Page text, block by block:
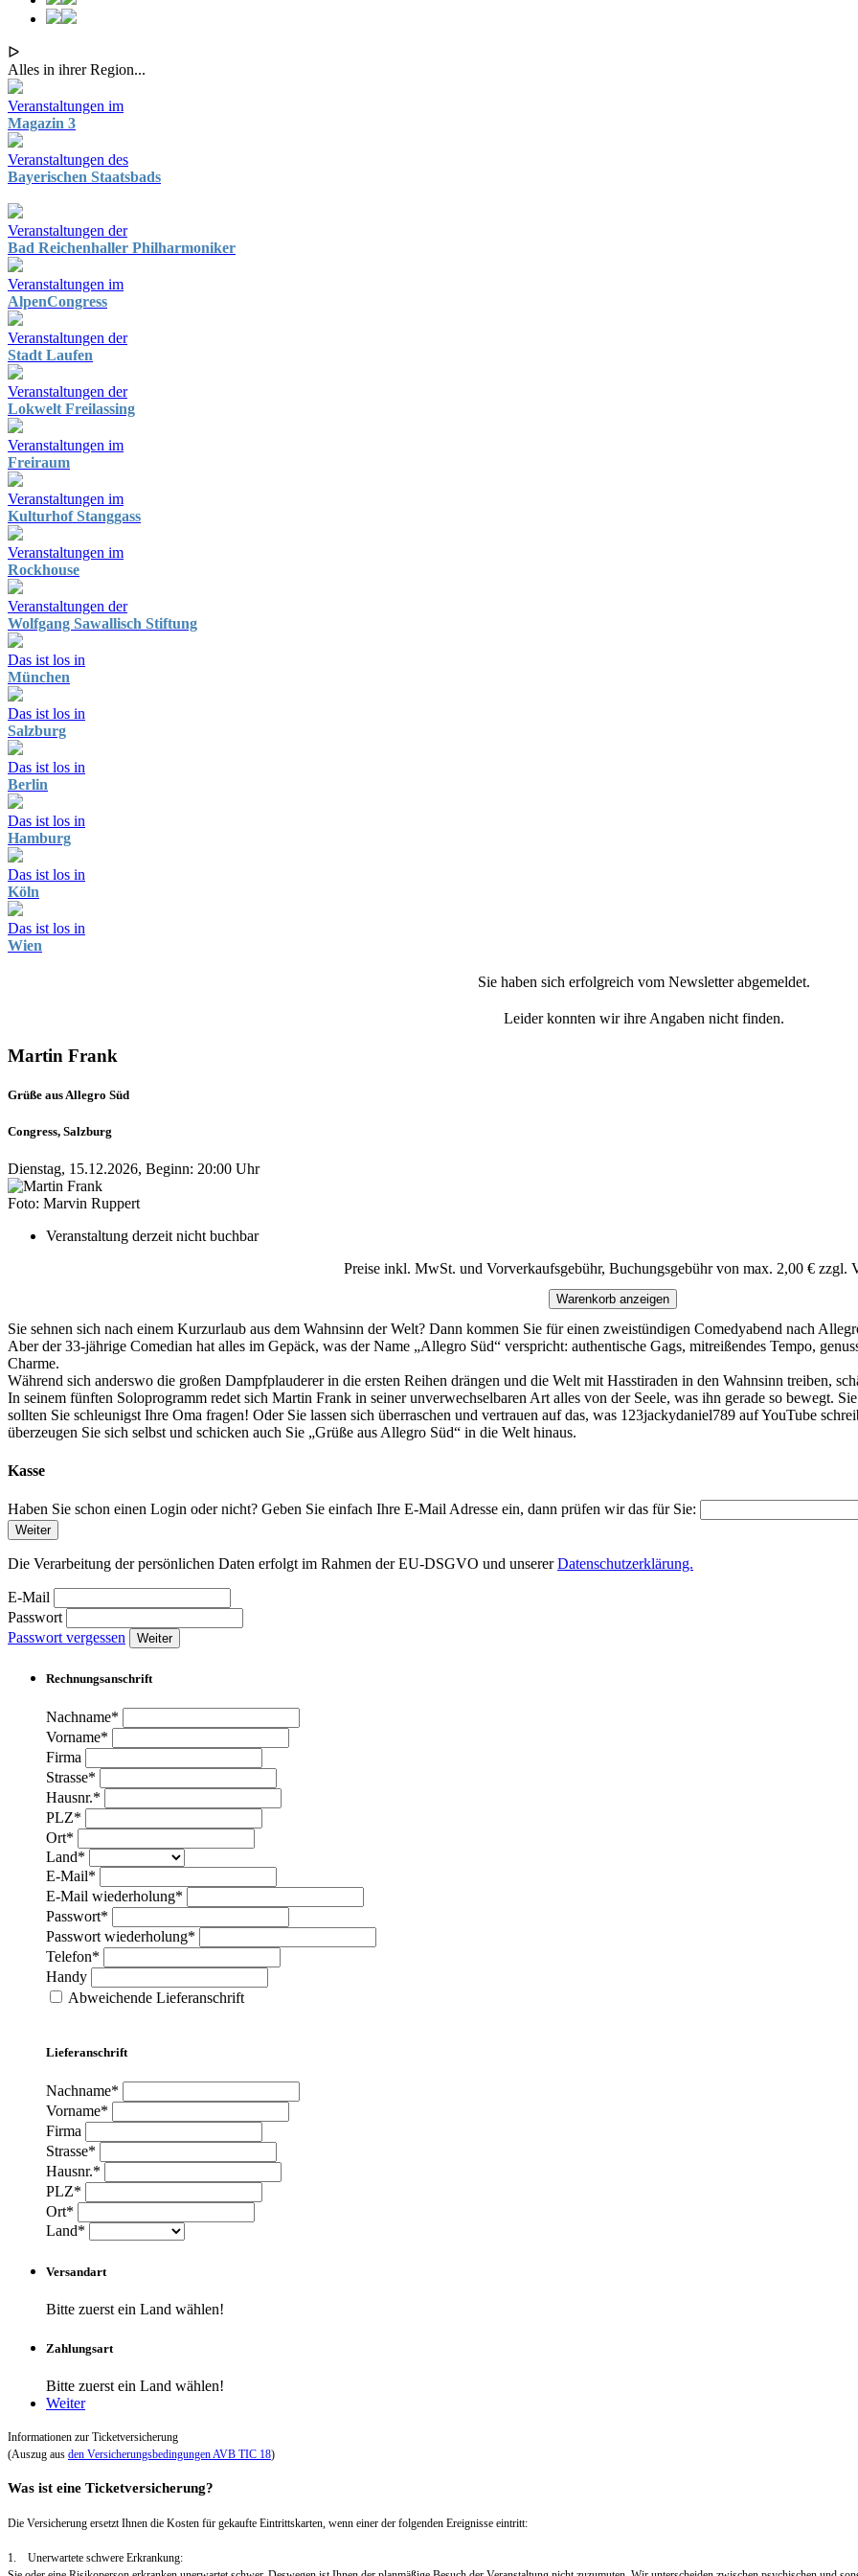
ᐅ
Alles in ihrer Region...
Veranstaltungen im
Magazin 3
Veranstaltungen des
Bayerischen Staatsbads
Veranstaltungen der
Bad Reichenhaller Philharmoniker
Veranstaltungen im
AlpenCongress
Veranstaltungen der
Stadt Laufen
Veranstaltungen der
Lokwelt Freilassing
Veranstaltungen im
Freiraum
Veranstaltungen im
Kulturhof Stanggass
Veranstaltungen im
Rockhouse
Veranstaltungen der
Wolfgang Sawallisch Stiftung
Das ist los in
München
Das ist los in
Salzburg
Das ist los in
Berlin
Das ist los in
Hamburg
Das ist los in
Köln
Das ist los in
Wien
Sie haben sich erfolgreich vom Newsletter abgemeldet.
Leider konnten wir ihre Angaben nicht finden.
Martin Frank
Grüße aus Allegro Süd
Congress, Salzburg
Dienstag, 15.12.2026, Beginn: 20:00 Uhr
Foto: Marvin Ruppert
Veranstaltung derzeit nicht buchbar
Preise inkl. MwSt. und Vorverkaufsgebühr, Buchungsgebühr von max. 2,00 € zzgl.
Warenkorb anzeigen
Sie sehnen sich nach einem Kurzurlaub aus dem Wahnsinn der Welt? Dann kommen Sie für einen zweistündigen Comedyabend nach
Aber der 33-jährige Comedian hat alles im Gepäck, was der Name „Allegro Süd“ verspricht: authentische Gags, mitreißendes Tempo,
Charme.
Während sich anderswo die großen Dampfplauderer in die ersten Reihen drängen und die Welt mit Hasstiraden in den Wahnsinn treiben,
In seinem fünften Soloprogramm redet sich Martin Frank in seiner unverwechselbaren Art alles von der Seele, was ihn gerade so bewegt.
sollten Sie schleunigst Ihre Oma fragen! Oder Sie lassen sich überraschen und vertrauen auf das, was 123jackydaniel789 auf YouTube
überzeugen Sie sich selbst und schicken auch Sie „Grüße aus Allegro Süd“ in die Welt hinaus.
Kasse
Haben Sie schon einen Login oder nicht? Geben Sie einfach Ihre E-Mail Adresse ein, dann prüfen wir das für Sie:
Weiter
Die Verarbeitung der persönlichen Daten erfolgt im Rahmen der EU-DSGVO und unsererDatenschutzerklärung.
E-Mail
Passwort
Passwort vergessen
Weiter
Rechnungsanschrift
Nachname*
Vorname*
Firma
Strasse*
Hausnr.*
PLZ*
Ort*
Land*
E-Mail*
E-Mail wiederholung*
Passwort*
Passwort wiederholung*
Telefon*
Handy
Abweichende Lieferanschrift
Lieferanschrift
Nachname*
Vorname*
Firma
Strasse*
Hausnr.*
PLZ*
Ort*
Land*
Versandart
Bitte zuerst ein Land wählen!
Zahlungsart
Bitte zuerst ein Land wählen!
Weiter
Informationen zur Ticketversicherung
(Auszug aus den Versicherungsbedingungen AVB TIC 18)
Was ist eine Ticketversicherung?
Die Versicherung ersetzt Ihnen die Kosten für gekaufte Eintrittskarten, wenn einer der folgenden Ereignisse eintritt:
1. Unerwartete schwere Erkrankung: